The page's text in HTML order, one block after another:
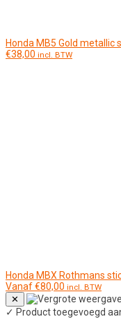
Honda MB5 Gold metallic
€38,00 incl. BTW
Honda MBX Rothmans
Vanaf€80,00 incl. BTW
✕
✓ Product toegevoegd